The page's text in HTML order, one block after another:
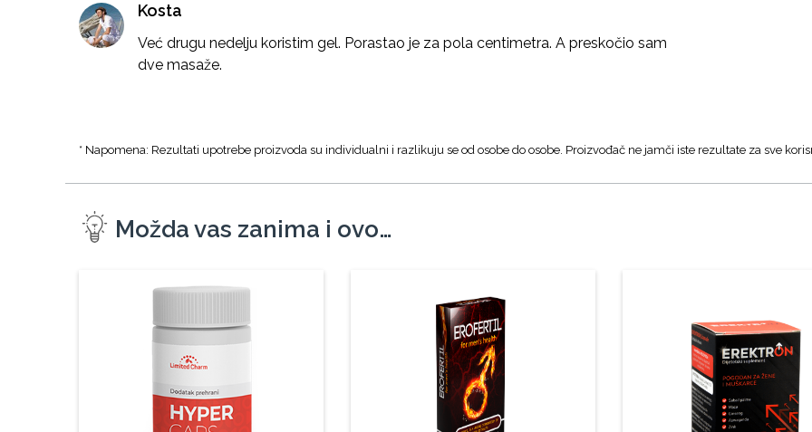
Kosta
Već drugu nedelju koristim gel. Porastao je za pola centimetra. A preskočio sam
dve masaže.
* Napomena: Rezultati upotrebe proizvoda su individualni i razlikuju se od osobe do osobe. Proizvođač ne jamči iste rezultate za sve
Možda vas zanima i ovo…